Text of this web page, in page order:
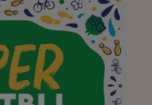
jullie de
deze
want
super!